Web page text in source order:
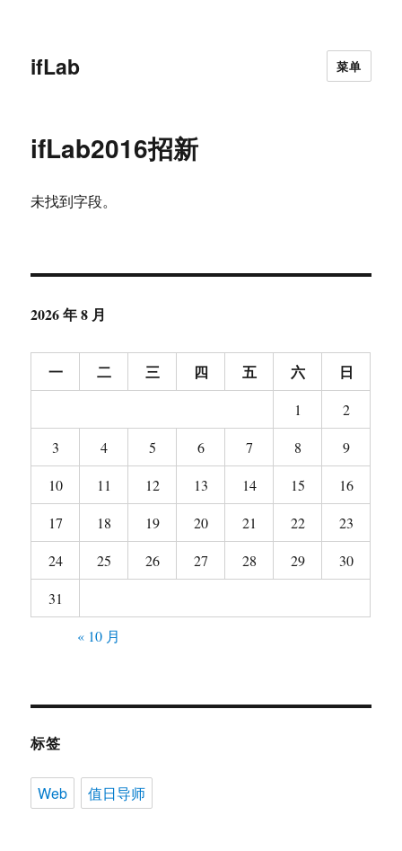
ifLab 菜单
ifLab2016招新
未找到字段。
2026 年 8 月
一 二 三 四 五 六 日
1
2
3
4 5 6 7 8
9
10
11 12 13 14 15
16
17
18 19 20 21 22
23
24
25 26 27 28 29
30
31
« 10 月
标签
Web 值日导师